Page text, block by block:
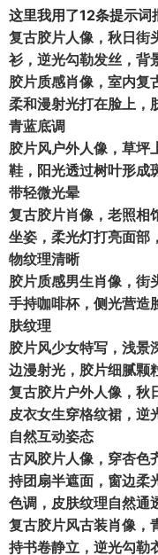
这里我用了12条提示词
复古胶片人像，秋日街
衫，逆光勾勒发丝，背
胶片质感肖像，室内复
柔和漫射光打在脸上，
青蓝底调
胶片风户外人像，草坪
鞋，阳光透过树叶形成
带轻微光晕
复古胶片肖像，老照相
坐姿，柔光灯打亮面部
物纹理清晰
胶片质感男生肖像，街
手持咖啡杯，侧光营造
肤纹理
胶片风少女特写，浅景
边漫射光，胶片细腻颗
复古胶片户外人像，秋
皮衣女生穿格纹裙，逆
自然互动姿态
古风胶片人像，穿杏色
持团扇半遮面，窗边柔
色调，皮肤纹理自然通
复古胶片风古装肖像，
持书卷静立，逆光勾勒